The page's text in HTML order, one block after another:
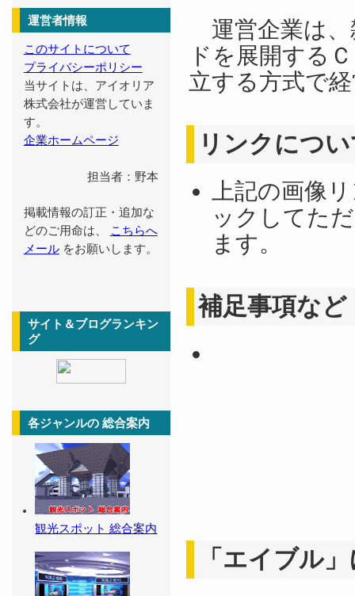
運営企業は、
ドを展開する
立する方式で
リンクにつ
上記の画像
ックしてた
ます。
補足事項など
「エイブル
運営者情報
このサイトについて
プライバシーポリシー
当サイトは、アイオリア
株式会社が運営していま
す。
企業ホームページ
担当者：野本
掲載情報の訂正・追加な
どのご用命は、
こちらへ
メールをお願いします。
サイト＆ブログランキン
グ
各ジャンルの 総合案内
観光スポット 総合案内